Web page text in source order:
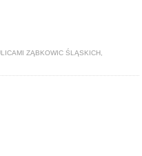
ZĄBKOWIC ŚLĄSKICH